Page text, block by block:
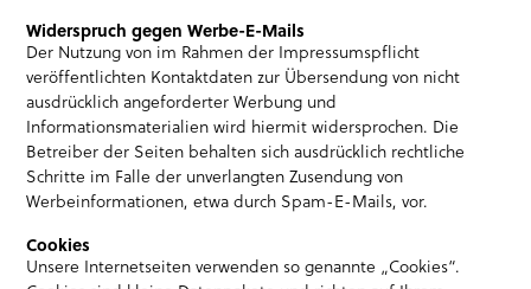
Widerspruch gegen Werbe-E-Mails
Der Nutzung von im Rahmen der Impressumspflicht
veröffentlichten Kontaktdaten zur Übersendung von nicht
ausdrücklich angeforderter Werbung und
Informationsmaterialien wird hiermit widersprochen. Die
Betreiber der Seiten behalten sich ausdrücklich rechtliche
Schritte im Falle der unverlangten Zusendung von
Werbeinformationen, etwa durch Spam-E-Mails, vor.
Cookies
Unsere Internetseiten verwenden so genannte „Cookies“.